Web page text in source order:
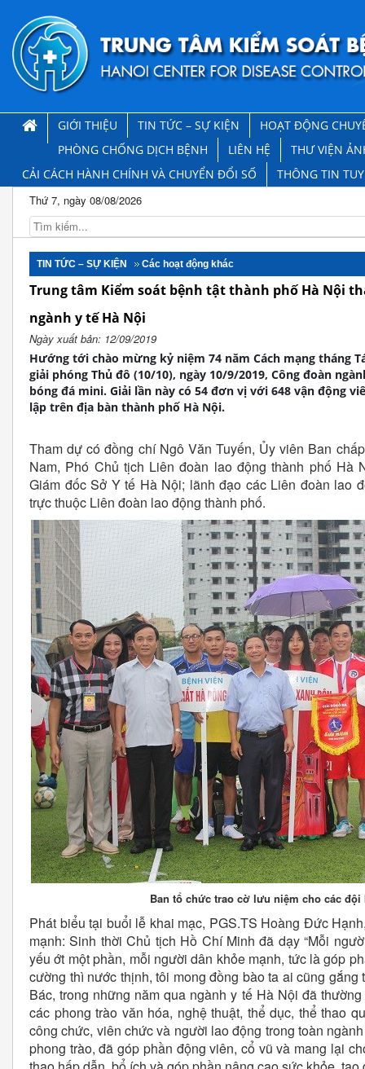
GIỚI THIỆU TIN TỨC – SỰ KIỆN
HOẠT ĐỘNG
PHÒNG CHỐNG DỊCH BỆNH
LIÊN HỆ
THƯ VIỆN
CẢI CÁCH HÀNH CHÍNH VÀ CHUYỂN ĐỔI SỐ
THÔNG TIN
Thứ 7, ngày 08/08/2026
TIN TỨC – SỰ KIỆN Các hoạt động khác
Trung tâm Kiểm soát bệnh tật thành phố Hà Nội
ngành y tế Hà Nội
Ngày xuất bản: 12/09/2019
Hướng tới chào mừng kỷ niệm 74 năm Cách mạng tháng
giải phóng Thủ đô (10/10), ngày 10/9/2019, Công đoàn
bóng đá mini. Giải lần này có 54 đơn vị với 648 vận động
lập trên địa bàn thành phố Hà Nội.
Tham dự có đồng chí Ngô Văn Tuyến, Ủy viên Ban
Nam, Phó Chủ tịch Liên đoàn lao động thành phố Hà
Giám đốc Sở Y tế Hà Nội; lãnh đạo các Liên đoàn lao
trực thuộc Liên đoàn lao động thành phố.
Ban tổ chức trao cờ lưu niệm cho các
Phát biểu tại buổi lễ khai mạc, PGS.TS Hoàng Đức
mạnh: Sinh thời Chủ tịch Hồ Chí Minh đã dạy “Mỗi
yếu ớt một phần, mỗi người dân khỏe mạnh, tức là góp
cường thì nước thịnh, tôi mong đồng bào ta ai cũng gắng
Bác, trong những năm qua ngành y tế Hà Nội đã
các phong trào văn hóa, nghệ thuật, thể dục, thể thao
công chức, viên chức và người lao động trong toàn
phong trào, đã góp phần động viên, cổ vũ và mang lại